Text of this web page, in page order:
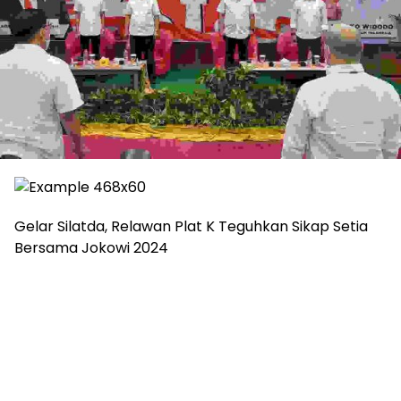
Gelar Silatda, Relawan Plat K Teguhkan Sikap Setia
Bersama Jokowi 2024